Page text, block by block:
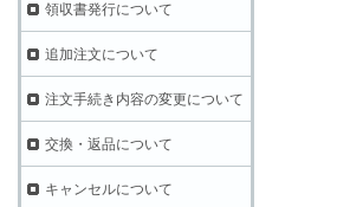
領収書発行について
追加注文について
注文手続き内容の変更について
交換・返品について
キャンセルについて